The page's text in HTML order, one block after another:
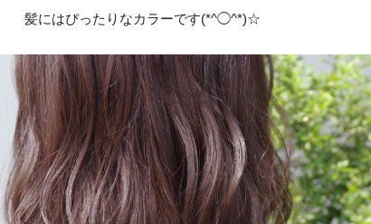
髪にはぴったりなカラーです(*^◯^*)☆